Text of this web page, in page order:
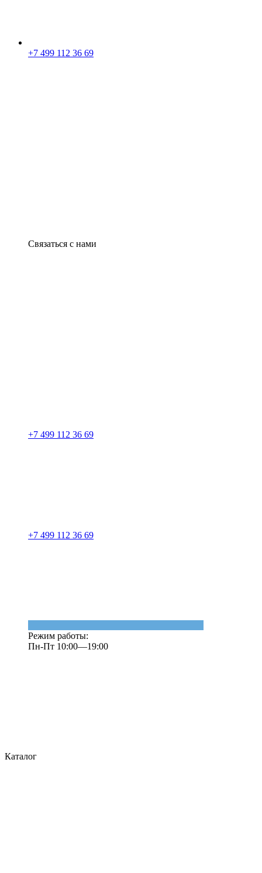
+7 499 112 36 69
Связаться с нами
+7 499 112 36 69
+7 499 112 36 69
Режим работы:
Пн-Пт 10:00—19:00
Каталог